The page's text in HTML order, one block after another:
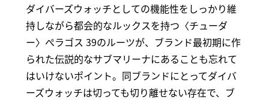
ダイバーズウォッチとしての機能性をしっかり維
持しながら都会的なルックスを持つ〈チューダ
ー〉ぺラゴス 39のルーツが、ブランド最初期に作
られた伝説的なサブマリーナにあることも忘れて
はいけないポイント。同ブランドにとってダイバ
ーズウォッチは切っても切り離せない存在で、ブ